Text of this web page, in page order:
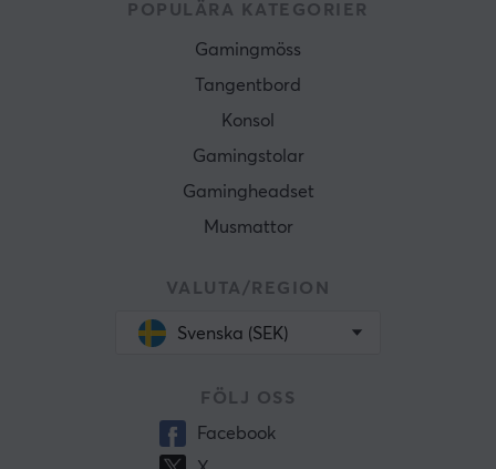
POPULÄRA KATEGORIER
Gamingmöss
Tangentbord
Konsol
Gamingstolar
Gamingheadset
Musmattor
VALUTA/REGION
Svenska (SEK)
FÖLJ OSS
Facebook